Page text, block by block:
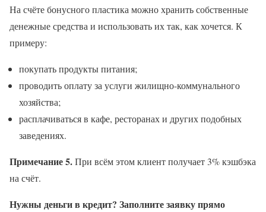
На счёте бонусного пластика можно хранить собственные
денежные средства и использовать их так, как хочется. К
примеру:
покупать продукты питания;
проводить оплату за услуги жилищно-коммунального
хозяйства;
расплачиваться в кафе, ресторанах и других подобных
заведениях.
Примечание 5.При всём этом клиент получает 3% кэшбэка
на счёт.
Нужны деньги в кредит? Заполните заявку прямо